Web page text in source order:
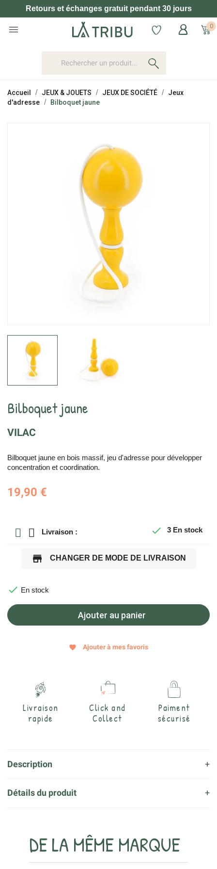
Retours et échanges gratuit pendant 30 jours
 0
Accueil JEUX & JOUETS JEUX DE SOCIÉTÉ
Jeux
d'adresse
Bilboquet jaune
Bilboquet jaune
VILAC
Bilboquet jaune en bois massif, jeu d'adresse pour développer
concentration et coordination.
19,90 €
Livraison :  3 En stock
store CHANGER DE MODE DE LIVRAISON
 En stock
Ajouter au panier
favorite Ajouter à mes favoris
Livraison
rapide
Click and
Collect
Paiment
sécurisé
Description
Détails du produit
DE LA MÊME MARQUE